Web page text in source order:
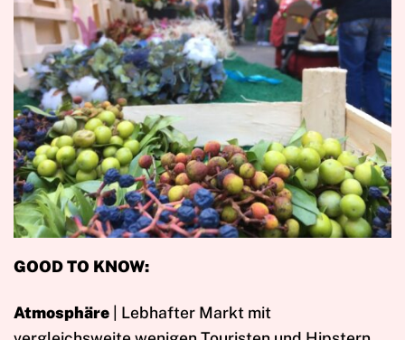
GOOD TO KNOW:
Atmosphäre | Lebhafter Markt mit